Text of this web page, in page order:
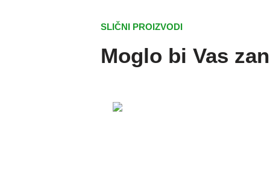
SLIČNI PROIZVODI
Moglo bi Vas